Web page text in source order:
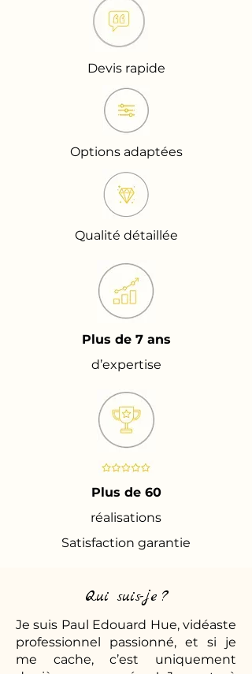
Devis rapide
Options adaptées
Qualité détaillée
Plus de 7 ans
d’expertise
Plus de 60
réalisations
Satisfaction garantie
Qui suis-je ?
Je suis Paul Edouard Hue, vidéaste
professionnel passionné, et si je
me cache, c’est uniquement